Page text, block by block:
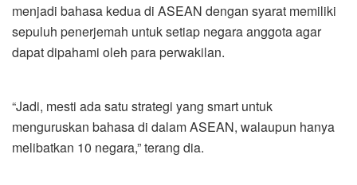
menjadi bahasa kedua di ASEAN dengan syarat memiliki
sepuluh penerjemah untuk setiap negara anggota agar
dapat dipahami oleh para perwakilan.
“Jadi, mesti ada satu strategi yang smart untuk
menguruskan bahasa di dalam ASEAN, walaupun hanya
melibatkan 10 negara,” terang dia.